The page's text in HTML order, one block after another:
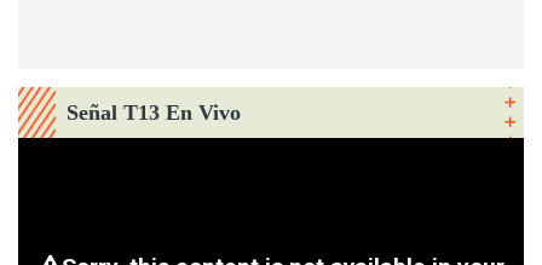
Señal T13 En Vivo